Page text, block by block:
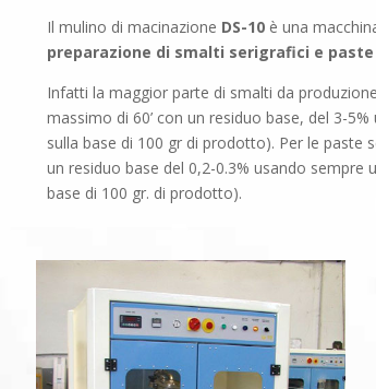
Il mulino di macinazione DS-10 è una
preparazione di smalti serigrafici e
Infatti la maggior parte di smalti da
massimo di 60’ con un residuo base, del 3-
sulla base di 100 gr di prodotto). Per le paste
un residuo base del 0,2-0.3% usando sempre
base di 100 gr. di prodotto).